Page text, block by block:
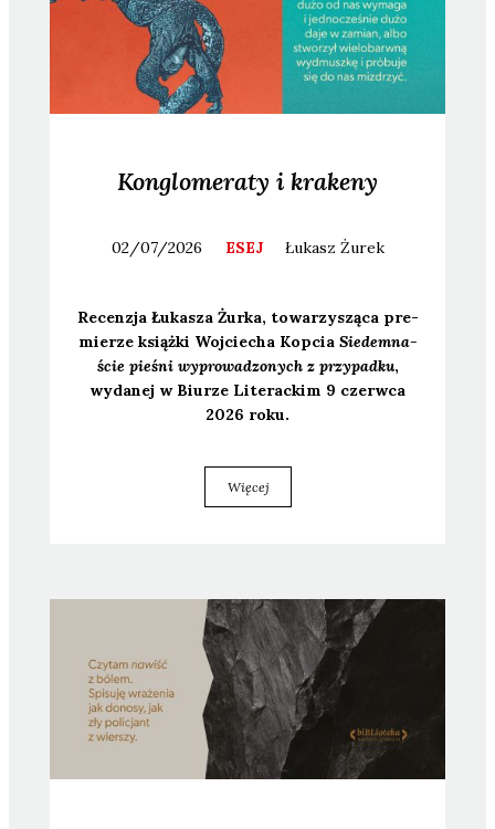
Konglomeraty i krakeny
02/07/2026 ESEJ Łukasz Żurek
Recen­zja Łuka­sza Żur­ka, towa­rzy­szą­ca pre­
mie­rze książ­ki Woj­cie­cha Kop­cia Sie­dem­na­
ście pie­śni wypro­wa­dzo­nych z przy­pad­ku,
wyda­nej w Biu­rze Lite­rac­kim 9 czerw­ca
2026 roku.
Więcej